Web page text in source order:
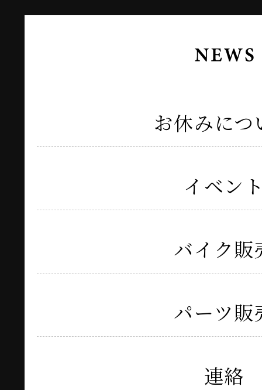
お休みにつ
イベン
バイク販
パーツ販
連絡